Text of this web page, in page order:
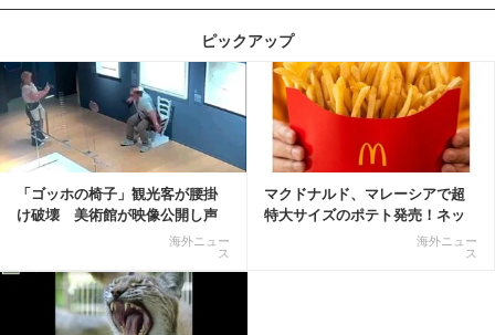
ピックアップ
「ゴッホの椅子」観光客が腰掛
け破壊 美術館が映像公開し声
海外ニュー
ス
マクドナルド、マレーシアで超
特大サイズのポテト発売！ネッ
海外ニュー
ス
記事を読む